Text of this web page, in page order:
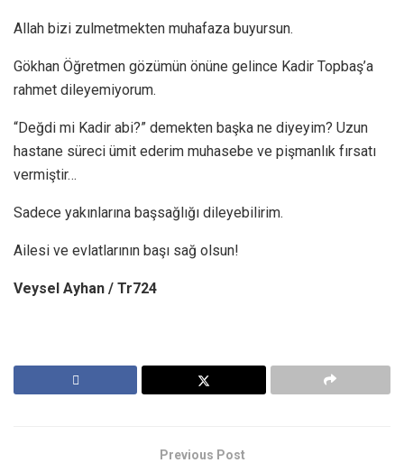
Allah bizi zulmetmekten muhafaza buyursun.
Gökhan Öğretmen gözümün önüne gelince Kadir Topbaş’a
rahmet dileyemiyorum.
“Değdi mi Kadir abi?” demekten başka ne diyeyim? Uzun
hastane süreci ümit ederim muhasebe ve pişmanlık fırsatı
vermiştir…
Sadece yakınlarına başsağlığı dileyebilirim.
Ailesi ve evlatlarının başı sağ olsun!
Veysel Ayhan / Tr724
Previous Post